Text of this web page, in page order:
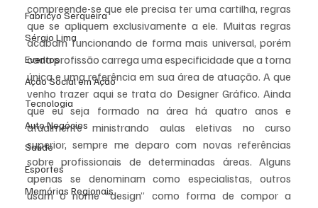
Fabricyo Serqueira
Sérgio Lima
Eventos
Ação Social em Ação
Tecnologia
Auto Negócios
Saúde
Esportes
Memórias Regionais
compreende-se que ele precisa ter uma cartilha, regras
que se apliquem exclusivamente a ele. Muitas regras
acabam funcionando de forma mais universal, porém
cada profissão carrega uma especificidade que a torna
única e uma referência em sua área de atuação. A que
venho trazer aqui se trata do Designer Gráfico. Ainda
que eu seja formado na área há quatro anos e
atualmente ministrando aulas eletivas no curso
superior, sempre me deparo com novas referências
sobre profissionais de determinadas áreas. Alguns
apenas se denominam como especialistas, outros
usam o nome “design” como forma de compor a